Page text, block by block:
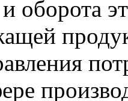
оборота